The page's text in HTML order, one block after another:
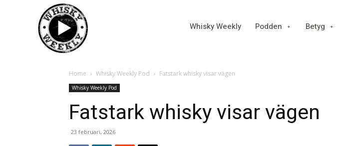
Whisky Weekly Podden Betyg
Home Whisky Weekly Pod Fatstark whisky visar vägen
Whisky Weekly Pod
Fatstark whisky visar vägen
23 februari, 2026